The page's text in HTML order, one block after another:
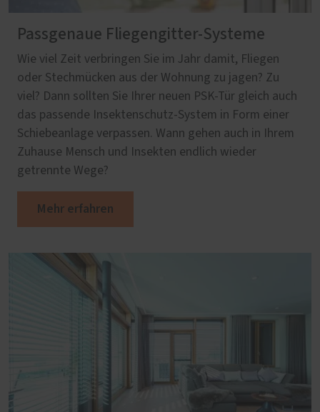
Passgenaue Fliegengitter-Systeme
Wie viel Zeit verbringen Sie im Jahr damit, Fliegen
oder Stechmücken aus der Wohnung zu jagen? Zu
viel? Dann sollten Sie Ihrer neuen PSK-Tür gleich auch
das passende Insektenschutz-System in Form einer
Schiebeanlage verpassen. Wann gehen auch in Ihrem
Zuhause Mensch und Insekten endlich wieder
getrennte Wege?
Mehr erfahren